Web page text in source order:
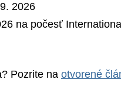
2026
na počesť
Pozrite na otvorené